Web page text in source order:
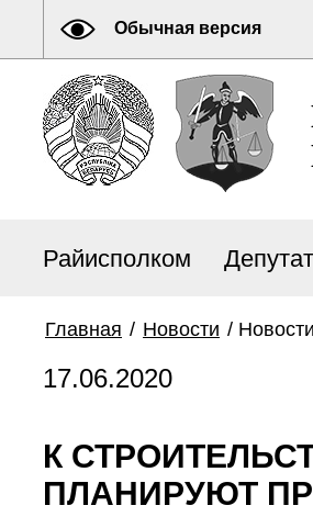
Обычная версия
Райисполком
Главная / Новости /
17.06.2020
К
ПЛАНИРУЮТ